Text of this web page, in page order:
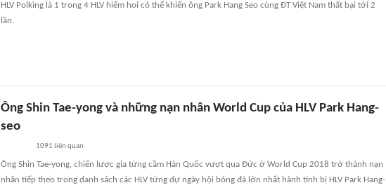
HLV Polking là 1 trong 4 HLV hiếm hoi có thể khiến ông Park Hang Seo cùng ĐT Việt Nam thất bại tới 2
lần.
Ông Shin Tae-yong và những nạn nhân World Cup của HLV Park Hang-
seo
1091 liên quan
Ông Shin Tae-yong, chiến lược gia từng cầm Hàn Quốc vượt qua Đức ở World Cup 2018 trở thành nạn
nhân tiếp theo trong danh sách các HLV từng dự ngày hội bóng đá lớn nhất hành tinh bị HLV Park Hang-